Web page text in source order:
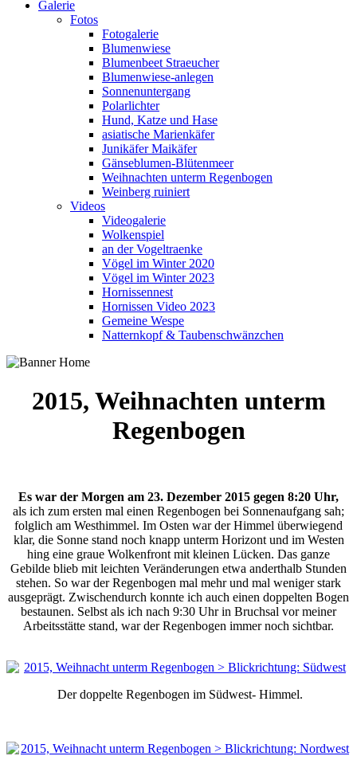
Galerie
Fotos
Fotogalerie
Blumenwiese
Blumenbeet Straeucher
Blumenwiese-anlegen
Sonnenuntergang
Polarlichter
Hund, Katze und Hase
asiatische Marienkäfer
Junikäfer Maikäfer
Gänseblumen-Blütenmeer
Weihnachten unterm Regenbogen
Weinberg ruiniert
Videos
Videogalerie
Wolkenspiel
an der Vogeltraenke
Vögel im Winter 2020
Vögel im Winter 2023
Hornissennest
Hornissen Video 2023
Gemeine Wespe
Natternkopf & Taubenschwänzchen
2015, Weihnachten unterm
Regenbogen
Es war der Morgen am 23. Dezember 2015 gegen 8:20 Uhr,
als ich zum ersten mal einen Regenbogen bei Sonnenaufgang sah;
folglich am Westhimmel. Im Osten war der Himmel überwiegend
klar, die Sonne stand noch knapp unterm Horizont und im Westen
hing eine graue Wolkenfront mit kleinen Lücken. Das ganze
Gebilde blieb mit leichten Veränderungen etwa anderthalb Stunden
stehen. So war der Regenbogen mal mehr und mal weniger stark
ausgeprägt. Zwischendurch konnte ich auch einen doppelten Bogen
bestaunen. Selbst als ich nach 9:30 Uhr in Bruchsal vor meiner
Arbeitsstätte stand, war der Regenbogen immer noch sichtbar.
Der doppelte Regenbogen im Südwest- Himmel.